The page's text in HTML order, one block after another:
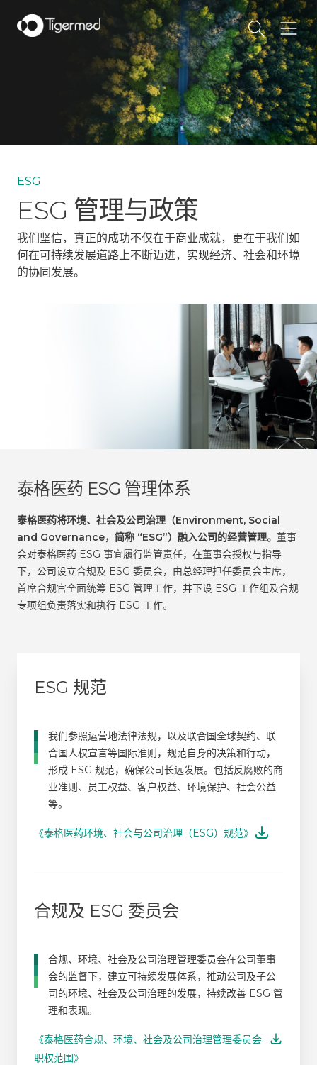
ESG
ESG 管理与政策
我们坚信，真正的成功不仅在于商业成就，更在于我们如
何在可持续发展道路上不断迈进，实现经济、社会和环境
的协同发展。
泰格医药 ESG 管理体系
泰格医药将环境、社会及公司治理（Environment, Social
and Governance，简称 “ESG”）融入公司的经营管理。 董事
会对泰格医药 ESG 事宜履行监管责任，在董事会授权与指导
下，公司设立合规及 ESG 委员会，由总经理担任委员会主席，
首席合规官全面统筹 ESG 管理工作，并下设 ESG 工作组及合规
专项组负责落实和执行 ESG 工作。
ESG 规范
我们参照运营地法律法规，以及联合国全球契约、联
合国人权宣言等国际准则，规范自身的决策和行动，
形成 ESG 规范，确保公司长远发展。包括反腐败的商
业准则、员工权益、客户权益、环境保护、社会公益
等。
《泰格医药环境、社会与公司治理（ESG）规范》
合规及 ESG 委员会
合规、环境、社会及公司治理管理委员会在公司董事
会的监督下，建立可持续发展体系，推动公司及子公
司的环境、社会及公司治理的发展，持续改善 ESG 管
理和表现。
《泰格医药合规、环境、社会及公司治理管理委员会
职权范围》